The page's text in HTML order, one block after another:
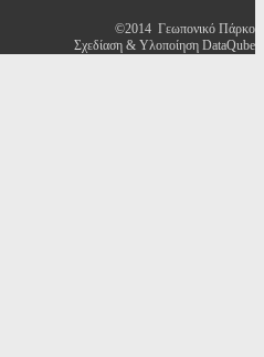
©2014 Γεωπονικό Πάρκο
Σχεδίαση & Υλοποίηση DataQube